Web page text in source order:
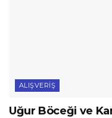
ALIŞVERIŞ
Uğur Böceği ve